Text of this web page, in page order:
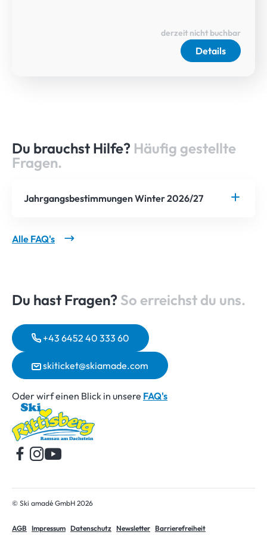
Details
derzeit nicht buchbar
Du brauchst Hilfe? Häufig gestellte
Fragen.
Jahrgangsbestimmungen Winter 2026/27
Alle FAQ's
Du hast Fragen? So erreichst du uns.
+43 6452 40 333 60
skiticket@skiamade.com
Oder wirf einen Blick in unsere FAQ's
© Ski amadé GmbH 2026
AGB Impressum Datenschutz Newsletter Barrierefreiheit